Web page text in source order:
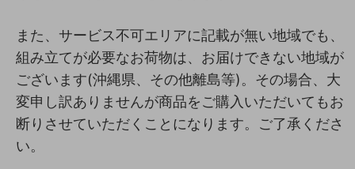
また、サービス不可エリアに記載が無い地域でも、
組み立てが必要なお荷物は、お届けできない地域が
ございます(沖縄県、その他離島等)。その場合、大
変申し訳ありませんが商品をご購入いただいてもお
断りさせていただくことになります。ご了承くださ
い。